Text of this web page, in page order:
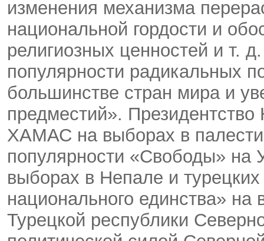
изменения механизма
национальной гордости и
религиозных ценностей и т.
популярности радикальных
большинстве стран мира и
предместий».
ХАМАС на выборах в
популярности «Свободы» на
выборах в Непале и
национального единства»
Турецкой республики